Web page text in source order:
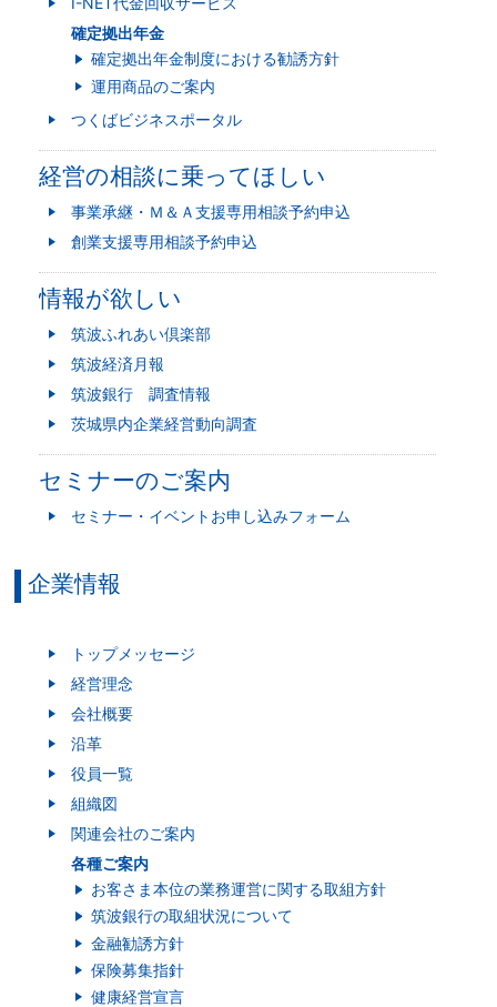
確定拠出年金
確定拠出年金制度における勧誘方針
運用商品のご案内
つくばビジネスポータル
経営の相談に乗ってほしい
事業承継・Ｍ＆Ａ支援専用相談予約申込
創業支援専用相談予約申込
情報が欲しい
筑波ふれあい倶楽部
筑波経済月報
筑波銀行 調査情報
茨城県内企業経営動向調査
セミナーのご案内
セミナー・イベントお申し込みフォーム
企業情報
トップメッセージ
経営理念
会社概要
沿革
役員一覧
組織図
関連会社のご案内
各種ご案内
お客さま本位の業務運営に関する取組方針
筑波銀行の取組状況について
金融勧誘方針
保険募集指針
健康経営宣言